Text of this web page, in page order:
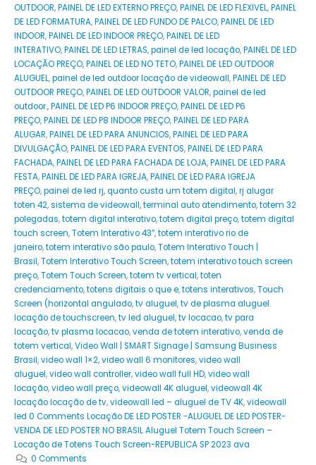
OUTDOOR,PAINEL DE LED EXTERNO PREÇO,PAINEL DE LED FLEXIVEL,PAINEL
DE LED FORMATURA,PAINEL DE LED FUNDO DE PALCO,PAINEL DE LED
INDOOR,PAINEL DE LED INDOOR PREÇO,PAINEL DE LED
INTERATIVO,PAINEL DE LED LETRAS,painel de led locação,PAINEL DE LED
LOCAÇÃO PREÇO,PAINEL DE LED NO TETO,PAINEL DE LED OUTDOOR
ALUGUEL,painel de led outdoor locação de videowall,PAINEL DE LED
OUTDOOR PREÇO,PAINEL DE LED OUTDOOR VALOR,painel de led
outdoor.,PAINEL DE LED P6 INDOOR PREÇO,PAINEL DE LED P6
PREÇO,PAINEL DE LED P8 INDOOR PREÇO,PAINEL DE LED PARA
ALUGAR,PAINEL DE LED PARA ANUNCIOS,PAINEL DE LED PARA
DIVULGAÇÃO,PAINEL DE LED PARA EVENTOS,PAINEL DE LED PARA
FACHADA,PAINEL DE LED PARA FACHADA DE LOJA,PAINEL DE LED PARA
FESTA,PAINEL DE LED PARA IGREJA,PAINEL DE LED PARA IGREJA
PREÇO,painel de led rj,quanto custa um totem digital,rj alugar
toten 42,sistema de videowall,terminal auto atendimento,totem 32
polegadas,totem digital interativo,totem digital preço,totem digital
touch screen,Totem Interativo 43”,totem interativo rio de
janeiro,totem interativo são paulo,Totem Interativo Touch |
Brasil,Totem Interativo Touch Screen,totem interativo touch screen
preço,Totem Touch Screen,totem tv vertical,toten
credenciamento,totens digitais o que e,totens interativos,Touch
Screen (horizontal angulado,tv aluguel,tv de plasma aluguel.
locação de touchscreen,tv led aluguel,tv locacao,tv para
locação,tv plasma locacao,venda de totem interativo,venda de
totem vertical,Video Wall | SMART Signage | Samsung Business
Brasil,video wall 1×2,video wall 6 monitores,video wall
aluguel,video wall controller,video wall full HD,video wall
locação,video wall preço,videowall 4K aluguel,videowall 4K
locação locação de tv,videowall led – aluguel de TV 4K,videowall
led 0 Comments Locação DE LED POSTER -ALUGUEL DE LED POSTER-
VENDA DE LED POSTER NO BRASIL Aluguel Totem Touch Screen –
Locação de Totens Touch Screen-REPUBLICA SP 2023 ava
0 Comments